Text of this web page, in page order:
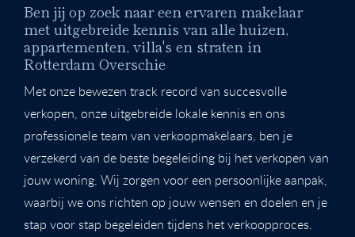
Ben jij op zoek naar een ervaren makelaar
met uitgebreide kennis van alle huizen,
appartementen, villa's en straten in
Rotterdam Overschie
Met onze bewezen track record van succesvolle
verkopen, onze uitgebreide lokale kennis en ons
professionele team van verkoopmakelaars, ben je
verzekerd van de beste begeleiding bij het verkopen van
jouw woning. Wij zorgen voor een persoonlijke aanpak,
waarbij we ons richten op jouw wensen en doelen en je
stap voor stap begeleiden tijdens het verkoopproces.